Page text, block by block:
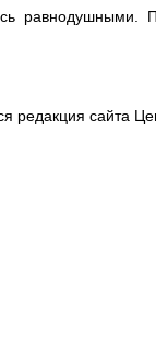
редакция сайта